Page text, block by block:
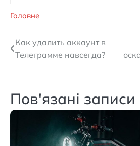
Головне
Навігація
записів
Как удалить аккаунт в
Телеграмме навсегда?
Пов'язані записи